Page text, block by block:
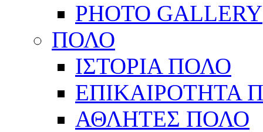
PHOTO GALLERY
ΠΟΛΟ
ΙΣΤΟΡΙΑ ΠΟΛΟ
ΕΠΙΚΑΙΡΟΤΗΤΑ
ΑΘΛΗΤΕΣ ΠΟΛΟ